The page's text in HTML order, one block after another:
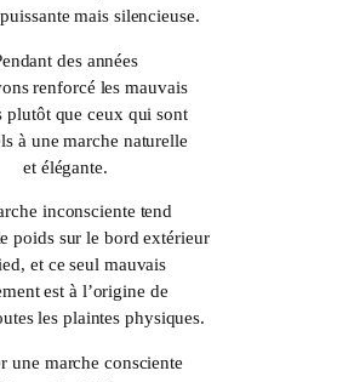
mais silencieuse.
des années
renforcé les mauvais
plutôt que ceux qui sont
à une marche naturelle
et élégante.
inconsciente tend
poids sur le bord extérieur
et ce seul mauvais
est à l’origine de
les plaintes physiques.
une marche consciente